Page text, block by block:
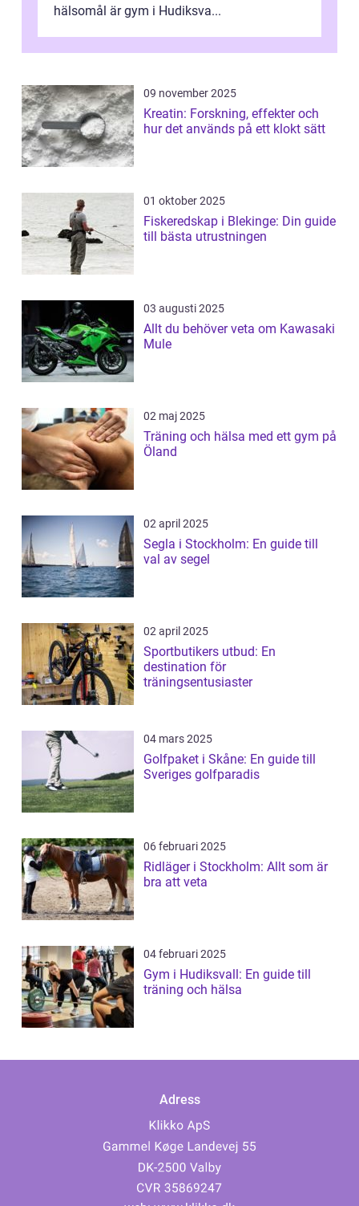
hälsomål är gym i Hudiksva...
09 november 2025
Kreatin: Forskning, effekter och
hur det används på ett klokt sätt
01 oktober 2025
Fiskeredskap i Blekinge: Din guide
till bästa utrustningen
03 augusti 2025
Allt du behöver veta om Kawasaki
Mule
02 maj 2025
Träning och hälsa med ett gym på
Öland
02 april 2025
Segla i Stockholm: En guide till
val av segel
02 april 2025
Sportbutikers utbud: En
destination för
träningsentusiaster
04 mars 2025
Golfpaket i Skåne: En guide till
Sveriges golfparadis
06 februari 2025
Ridläger i Stockholm: Allt som är
bra att veta
04 februari 2025
Gym i Hudiksvall: En guide till
träning och hälsa
Adress